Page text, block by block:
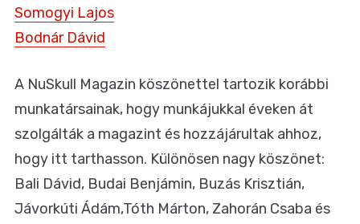
Somogyi Lajos
Bodnár Dávid
A NuSkull Magazin köszönettel tartozik korábbi
munkatársainak, hogy munkájukkal éveken át
szolgálták a magazint és hozzájárultak ahhoz,
hogy itt tarthasson. Különösen nagy köszönet:
Bali Dávid, Budai Benjámin, Buzás Krisztián,
Jávorkúti Ádám,Tóth Márton, Zahorán Csaba és